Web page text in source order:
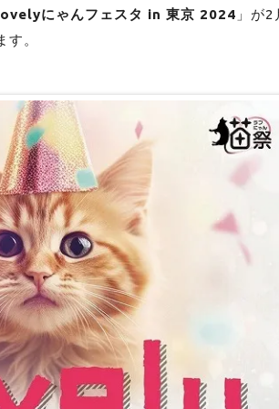
にゃんフェスタ in 東京 2024 」が
。